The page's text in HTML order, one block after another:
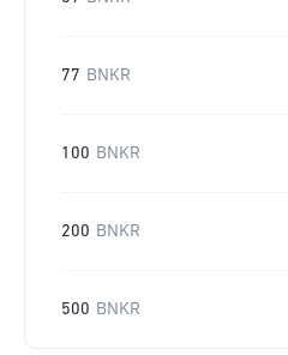
77 BNKR
100 BNKR
200 BNKR
500 BNKR